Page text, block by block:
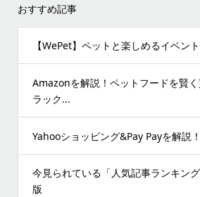
おすすめ記事
【WePet】ペットと楽しめるイベン
Amazonを解説！ペットフードを賢
ラック...
Yahooショッピング&Pay Payを解説
今見られている「人気記事ランキン
版